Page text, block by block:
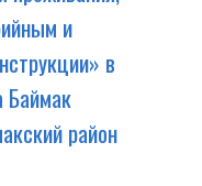
и
в
Баймак
район